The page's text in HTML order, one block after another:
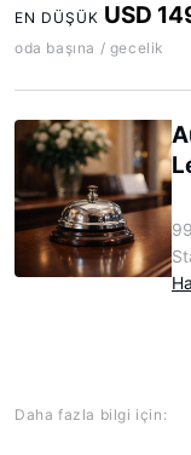
EN DÜŞÜK USD
oda başına / gecelik
Daha fazla bilgi için: